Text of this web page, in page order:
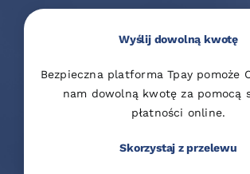
Wyślij dowolną kwotę
Bezpieczna platforma Tpay pomoże
nam dowolną kwotę za pomocą
płatności online.
Skorzystaj z przelewu